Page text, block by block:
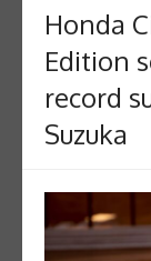
Honda
Edition
record
Suzuka